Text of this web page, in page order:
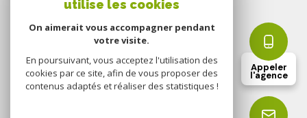
Appeler
l'agence
Nos honoraires
Cookies
utilise les cookies
On aimerait vous accompagner pendant
votre visite.
En poursuivant, vous acceptez l'utilisation des
cookies par ce site, afin de vous proposer des
contenus adaptés et réaliser des statistiques !